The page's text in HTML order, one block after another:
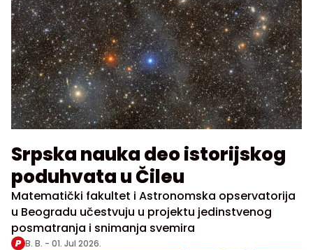
Srpska nauka deo istorijskog
poduhvata u Čileu
Matematički fakultet i Astronomska opservatorija
u Beogradu učestvuju u projektu jedinstvenog
posmatranja i snimanja svemira
B. B. - 01. Jul 2026.